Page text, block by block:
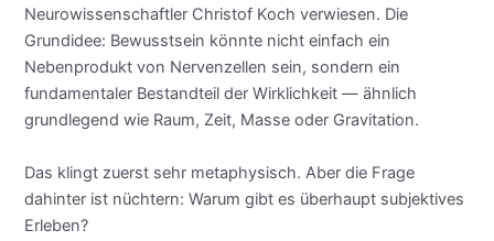
Neurowissenschaftler Christof Koch verwiesen. Die
Grundidee: Bewusstsein könnte nicht einfach ein
Nebenprodukt von Nervenzellen sein, sondern ein
fundamentaler Bestandteil der Wirklichkeit — ähnlich
grundlegend wie Raum, Zeit, Masse oder Gravitation.
Das klingt zuerst sehr metaphysisch. Aber die Frage
dahinter ist nüchtern: Warum gibt es überhaupt subjektives
Erleben?